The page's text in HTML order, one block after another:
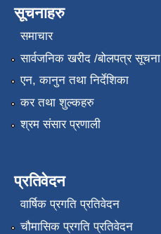
सूचनाहरु
समाचार
सार्वजनिक खरीद /बोलपत्र सूचना
एन, कानुन तथा निर्देशिका
कर तथा शुल्कहरु
श्रम संसार प्रणाली
प्रतिवेदन
वार्षिक प्रगति प्रतिवेदन
चौमासिक प्रगति प्रतिवेदन